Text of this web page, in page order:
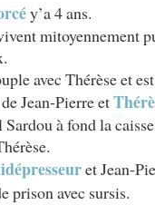
y’a 4 ans.
mitoyennement
avec Thérèse et
Jean-Pierre et
à fond la
et Jean-
prison avec sursis.